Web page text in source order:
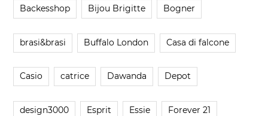
Backesshop Bijou Brigitte Bogner
brasi&brasi Buffalo London Casa di falcone
Casio catrice Dawanda Depot
design3000 Esprit Essie Forever 21